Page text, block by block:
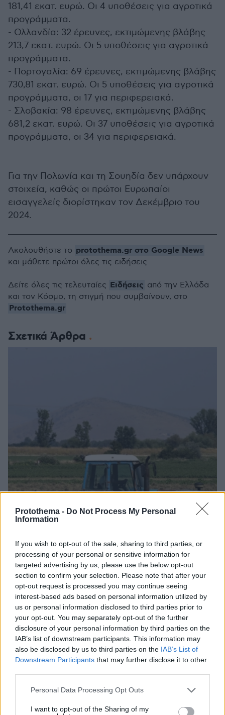
Protothema - Do Not Process My Personal
Information
If you wish to opt-out of the sale, sharing to third parties, or
processing of your personal or sensitive information for
targeted advertising by us, please use the below opt-out
section to confirm your selection. Please note that after your
opt-out request is processed you may continue seeing
interest-based ads based on personal information utilized by
us or personal information disclosed to third parties prior to
your opt-out. You may separately opt-out of the further
disclosure of your personal information by third parties on the
IAB’s list of downstream participants. This information may
also be disclosed by us to third parties on the IAB’s List of
Downstream Participants that may further disclose it to other
Please note that this website/app uses one or more Google
not limited to your visit or usage behaviour. You may click to
Personal Data Processing Opt Outs
I want to opt-out of the Sharing of my
181,41 εκατ. ευρώ. Οι 4 υποθέσεις για αγροτικά
προγράμματα.
- Ολλανδία: 32 έρευνες, εκτιμώμενης βλάβης
213,7 εκατ. ευρώ. Οι 5 υποθέσεις για αγροτικά
προγράμματα.
- Πορτογαλία: 69 έρευνες, εκτιμώμενης βλάβης
730,81 εκατ. ευρώ. Οι 5 υποθέσεις για αγροτικά
προγράμματα, οι 17 για περιφερειακά.
- Σλοβακία: 98 έρευνες, εκτιμώμενης βλάβης
681,2 εκατ. ευρώ. Οι 37 υποθέσεις για αγροτικά
προγράμματα, οι 34 για περιφερειακά.
Για την Πολωνία και τη Σουηδία δεν υπάρχουν
στοιχεία, καθώς οι πρώτοι Ευρωπαίοι
εισαγγελείς διορίστηκαν τον Δεκέμβριο του
2024.
Σχετικά Άρθρα
Υπόθεση ΟΠΕΚΕΠΕ: Στο κυνήγι των κόκκινων ΑΦΜ - Τα
«όπλα» και το δίλημμα της Προανακριτικής
07.07.2025, 08:02
Ακολουθήστε το protothema.gr στο Google News
και μάθετε πρώτοι όλες τις ειδήσεις
Δείτε όλες τις τελευταίες Ειδήσεις από την Ελλάδα
και τον Κόσμο, τη στιγμή που συμβαίνουν, στο
Protothema.gr